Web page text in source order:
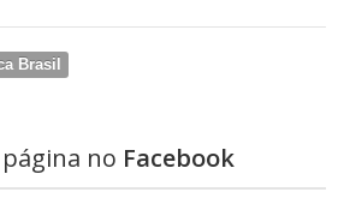
Brasil
no Facebook